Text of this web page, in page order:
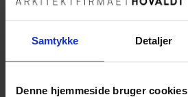
Samtykke Detaljer
Denne hjemmeside bruger cookies